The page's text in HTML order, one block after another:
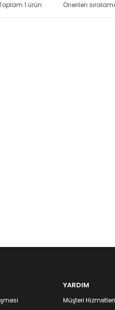
1 ürün
YARDIM
Müşteri Hizmetleri